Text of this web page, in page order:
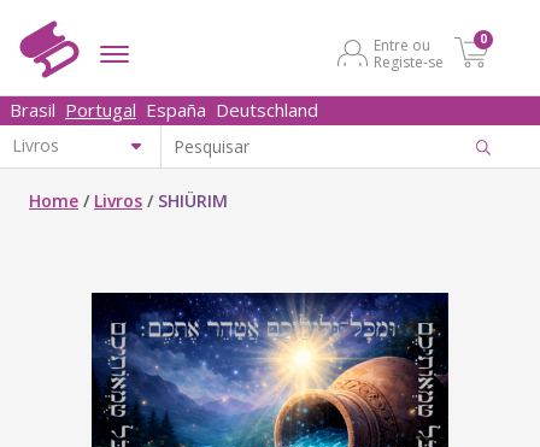
Entre ou
Registe-se
0
Brasil Portugal España Deutschland
Home / Livros / SHIÜRIM